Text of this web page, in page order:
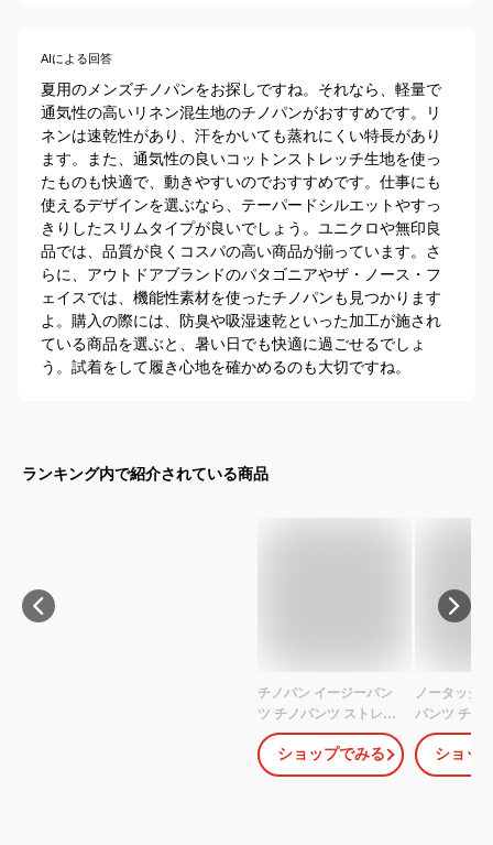
AIによる回答
夏用のメンズチノパンをお探しですね。それなら、軽量で
通気性の高いリネン混生地のチノパンがおすすめです。リ
ネンは速乾性があり、汗をかいても蒸れにくい特長があり
ます。また、通気性の良いコットンストレッチ生地を使っ
たものも快適で、動きやすいのでおすすめです。仕事にも
使えるデザインを選ぶなら、テーパードシルエットやすっ
きりしたスリムタイプが良いでしょう。ユニクロや無印良
品では、品質が良くコスパの高い商品が揃っています。さ
らに、アウトドアブランドのパタゴニアやザ・ノース・フ
ェイスでは、機能性素材を使ったチノパンも見つかります
よ。購入の際には、防臭や吸湿速乾といった加工が施され
ている商品を選ぶと、暑い日でも快適に過ごせるでしょ
う。試着をして履き心地を確かめるのも大切ですね。
ランキング内で紹介されている商品
チノパン イージーパン
ツ チノパンツ ストレッ
チパンツ メンズ ストレ
ッチ ズボン スリム 接触
冷感 伸縮 超伸縮 ゆった
ショップでみる
ノータック
パンツ チノ
ュアル ウォ
オールシー
冬 裾上げ済
ショッ